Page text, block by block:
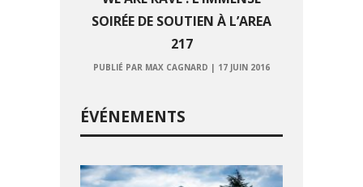
SOIRÉE DE SOUTIEN À L’AREA
217
PUBLIÉ PAR MAX CAGNARD | 17 JUIN 2016
ÉVÉNEMENTS